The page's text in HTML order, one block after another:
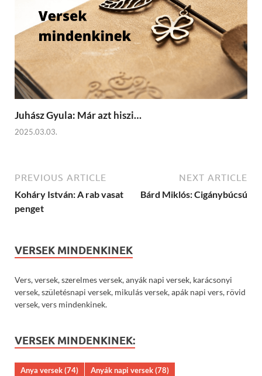
Juhász Gyula: Már azt hiszi…
2025.03.03.
PREVIOUS ARTICLE
Koháry István: A rab vasat
penget
NEXT ARTICLE
Bárd Miklós: Cigánybúcsú
VERSEK MINDENKINEK
Vers, versek, szerelmes versek, anyák napi versek, karácsonyi
versek, születésnapi versek, mikulás versek, apák napi vers, rövid
versek, vers mindenkinek.
VERSEK MINDENKINEK:
Anya versek(74) Anyák napi versek(78)